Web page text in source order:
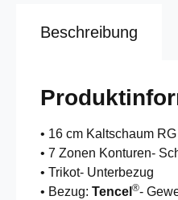
Beschreibung
• 16 cm Kaltschaum
• 7 Zonen Konturen-
• Trikot- Unterbezug
• Bezug: Tencel ®-